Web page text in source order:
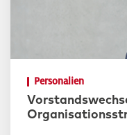
Personalien